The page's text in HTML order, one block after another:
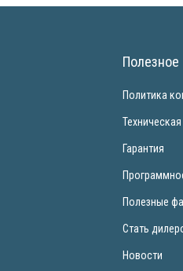
Полезное
Политика
Гарантия
Полезные
Стать
Новости